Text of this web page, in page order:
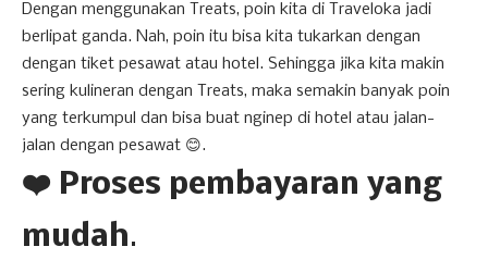
Dengan menggunakan Treats, poin kita di Traveloka jadi
berlipat ganda. Nah, poin itu bisa kita tukarkan dengan
dengan tiket pesawat atau hotel. Sehingga jika kita makin
sering kulineran dengan Treats, maka semakin banyak poin
yang terkumpul dan bisa buat nginep di hotel atau jalan-
jalan dengan pesawat 😊.
❤️ Proses pembayaran yang
mudah.